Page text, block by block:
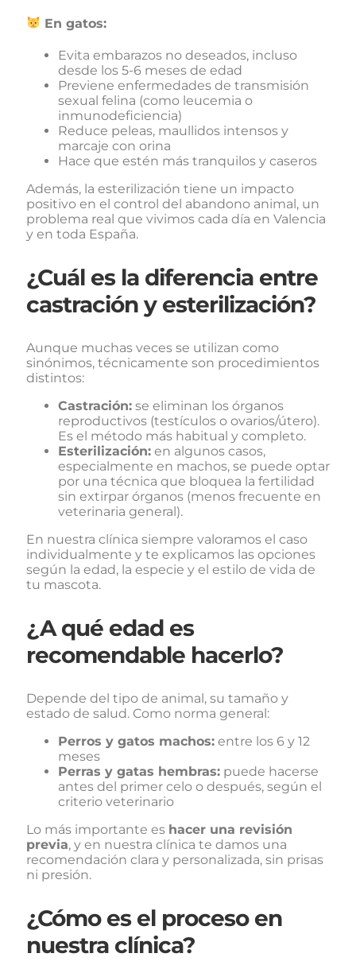
En gatos:
Evita embarazos no deseados, incluso
desde los 5-6 meses de edad
Previene enfermedades de transmisión
sexual felina (como leucemia o
inmunodeficiencia)
Reduce peleas, maullidos intensos y
marcaje con orina
Hace que estén más tranquilos y caseros
Además, la esterilización tiene un impacto
positivo en el control del abandono animal, un
problema real que vivimos cada día en Valencia
y en toda España.
¿Cuál es la diferencia entre
castración y esterilización?
Aunque muchas veces se utilizan como
sinónimos, técnicamente son procedimientos
distintos:
Castración: se eliminan los órganos
reproductivos (testículos o ovarios/útero).
Es el método más habitual y completo.
Esterilización: en algunos casos,
especialmente en machos, se puede optar
por una técnica que bloquea la fertilidad
sin extirpar órganos (menos frecuente en
veterinaria general).
En nuestra clínica siempre valoramos el caso
individualmente y te explicamos las opciones
según la edad, la especie y el estilo de vida de
tu mascota.
¿A qué edad es
recomendable hacerlo?
Depende del tipo de animal, su tamaño y
estado de salud. Como norma general:
Perros y gatos machos: entre los 6 y 12
meses
Perras y gatas hembras: puede hacerse
antes del primer celo o después, según el
criterio veterinario
Lo más importante es hacer una revisión
previa, y en nuestra clínica te damos una
recomendación clara y personalizada, sin prisas
ni presión.
¿Cómo es el proceso en
nuestra clínica?